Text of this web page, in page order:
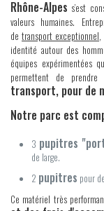
Rhône-Alpes s’est
valeurs humaines.
de transport exceptionnel,
identité autour des
équipes expérimentées
permettent de
transport, pour de
Notre parc est
3 pupitres
de large.
2 pupitres pour
Ce matériel très